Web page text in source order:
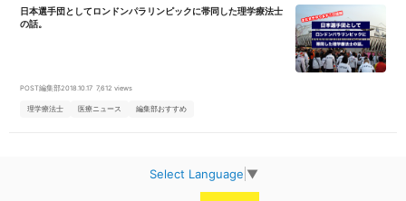
ていただきます。 苦手な部分は繰り返し行いますので、ご自身のペース
で成長を目指しましょう！ また担当制ではなく、チーム制のためスタッ
フ全員が意見を出し合いながら、最良のリハビリを提供しています。 困
日本選手団としてロンドンパラリンピックに帯同した理学療法士
の話。
POST編集部2018.10.17 7,612 views
理学療法士 医療ニュース 編集部おすすめ
Select Language ▼